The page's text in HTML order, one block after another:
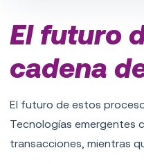
El futuro
cadena
El futuro de estos
Tecnologías emergentes
transacciones, mientras